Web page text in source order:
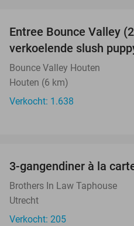
Entree Bounce Valley
verkoelende slush
Bounce Valley Houten
Houten (6 km)
Verkocht: 1.638
3-gangendiner à la
Brothers In Law Taphouse
Utrecht
Verkocht: 205